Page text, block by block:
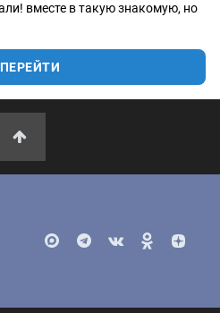
вместе в такую знакомую, но
ПЕРЕЙТИ